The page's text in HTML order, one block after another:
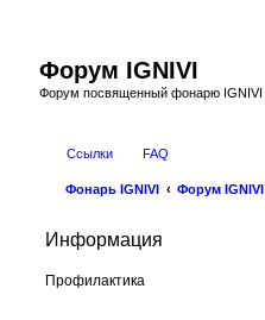
Форум IGNIVI
Форум посвященный фонарю IGNIVI
Ссылки FAQ
Фонарь IGNIVI Форум IGNIVI
Информация
Профилактика